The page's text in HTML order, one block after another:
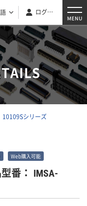
ログイン
10109Sシリーズ
Web購入可能
型番： IMSA-